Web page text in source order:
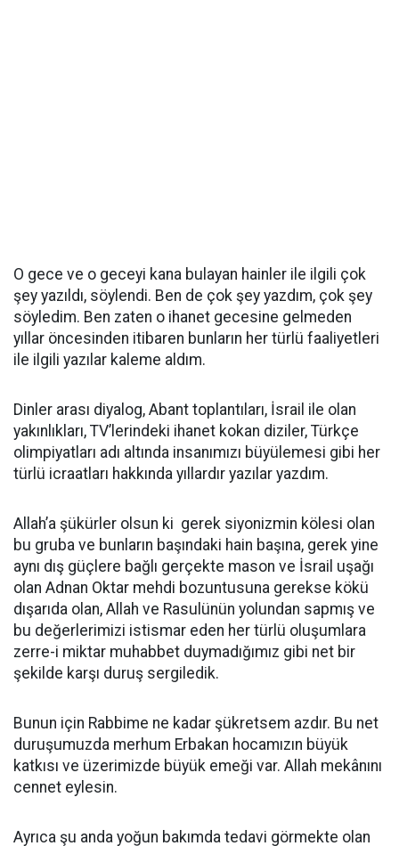
O gece ve o geceyi kana bulayan hainler ile ilgili çok
şey yazıldı, söylendi. Ben de çok şey yazdım, çok şey
söyledim. Ben zaten o ihanet gecesine gelmeden
yıllar öncesinden itibaren bunların her türlü faaliyetleri
ile ilgili yazılar kaleme aldım.
Dinler arası diyalog, Abant toplantıları, İsrail ile olan
yakınlıkları, TV’lerindeki ihanet kokan diziler, Türkçe
olimpiyatları adı altında insanımızı büyülemesi gibi her
türlü icraatları hakkında yıllardır yazılar yazdım.
Allah’a şükürler olsun ki gerek siyonizmin kölesi olan
bu gruba ve bunların başındaki hain başına, gerek yine
aynı dış güçlere bağlı gerçekte mason ve İsrail uşağı
olan Adnan Oktar mehdi bozuntusuna gerekse kökü
dışarıda olan, Allah ve Rasulünün yolundan sapmış ve
bu değerlerimizi istismar eden her türlü oluşumlara
zerre-i miktar muhabbet duymadığımız gibi net bir
şekilde karşı duruş sergiledik.
Bunun için Rabbime ne kadar şükretsem azdır. Bu net
duruşumuzda merhum Erbakan hocamızın büyük
katkısı ve üzerimizde büyük emeği var. Allah mekânını
cennet eylesin.
Ayrıca şu anda yoğun bakımda tedavi görmekte olan